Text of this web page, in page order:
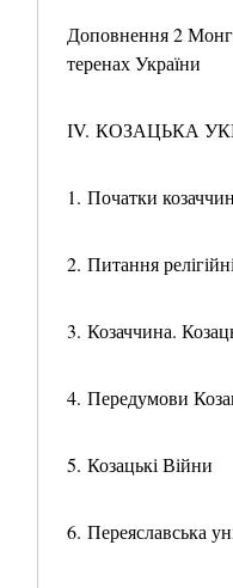
Доповнення 2
теренах України
ІV. КОЗАЦЬКА
1. Початки
2. Питання
3. Козаччина.
4. Передумови
5. Козацькі Війни
6. Переяславська